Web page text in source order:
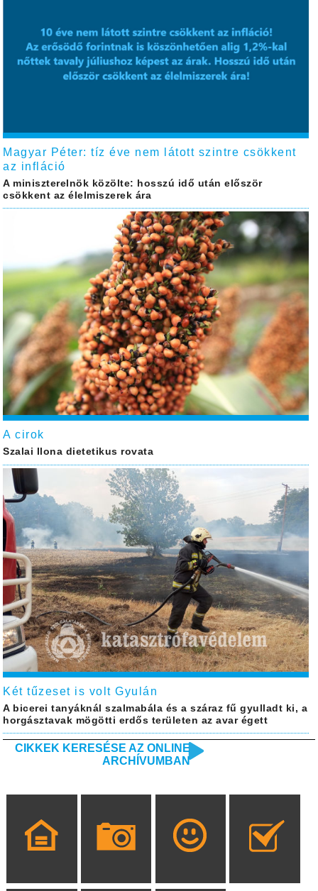
Magyar Péter: tíz éve nem látott szintre csökkent
az infláció
A miniszterelnök közölte: hosszú idő után először
csökkent az élelmiszerek ára
A cirok
Szalai Ilona dietetikus rovata
Két tűzeset is volt Gyulán
A bicerei tanyáknál szalmabála és a száraz fű gyulladt ki, a
horgásztavak mögötti erdős területen az avar égett
CIKKEK KERESÉSE AZ ONLINE
ARCHÍVUMBAN